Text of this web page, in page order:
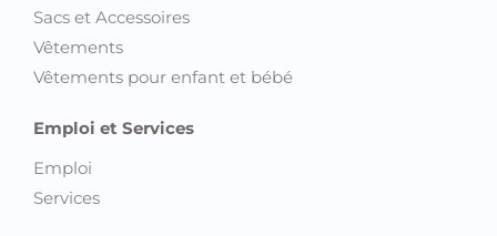
Sacs et Accessoires
Vêtements
Vêtements pour enfant et bébé
Emploi et Services
Emploi
Services